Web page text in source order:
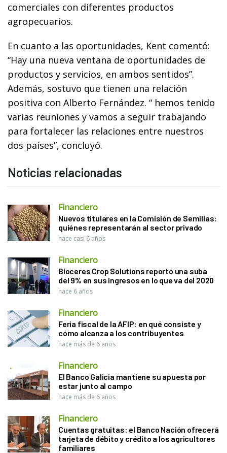
comerciales con diferentes productos
agropecuarios.
En cuanto a las oportunidades, Kent comentó:
“Hay una nueva ventana de oportunidades de
productos y servicios, en ambos sentidos”.
Además, sostuvo que tienen una relación
positiva con Alberto Fernández. “ hemos tenido
varias reuniones y vamos a seguir trabajando
para fortalecer las relaciones entre nuestros
dos países”, concluyó.
Noticias relacionadas
Financiero
Nuevos titulares en la Comisión de Semillas:
quiénes representarán al sector privado
hace casi 6 años
Financiero
Bioceres Crop Solutions reportó una suba
del 9% en sus ingresos en lo que va del 2020
hace 6 años
Financiero
Feria fiscal de la AFIP: en qué consiste y
cómo alcanza a los contribuyentes
hace más de 6 años
Financiero
El Banco Galicia mantiene su apuesta por
estar junto al campo
hace más de 6 años
Financiero
Cuentas gratuitas: el Banco Nación ofrecerá
tarjeta de débito y crédito a los agricultores
familiares